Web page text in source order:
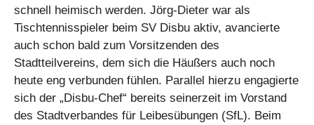
schnell heimisch werden. Jörg-Dieter war als
Tischtennisspieler beim SV Disbu aktiv, avancierte
auch schon bald zum Vorsitzenden des
Stadtteilvereins, dem sich die Häußers auch noch
heute eng verbunden fühlen. Parallel hierzu engagierte
sich der „Disbu-Chef“ bereits seinerzeit im Vorstand
des Stadtverbandes für Leibesübungen (SfL). Beim